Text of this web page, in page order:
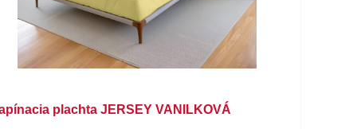
plachta JERSEY VANILKOVÁ